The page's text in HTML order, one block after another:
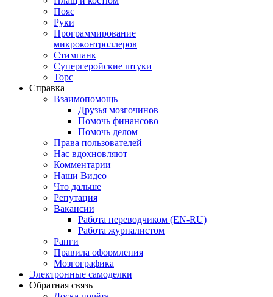
Пояс
Руки
Программирование
микроконтроллеров
Стимпанк
Супергеройские штуки
Торс
Справка
Взаимопомощь
Друзья мозгочинов
Помочь финансово
Помочь делом
Права пользователей
Нас вдохновляют
Комментарии
Наши Видео
Что дальше
Репутация
Вакансии
Работа переводчиком (EN-RU)
Работа журналистом
Ранги
Правила оформления
Мозгографика
Электронные самоделки
Обратная связь